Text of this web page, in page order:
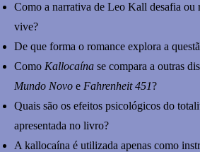
Como a narrativa de Leo Kall desafia ou
vive?
De que forma o romance explora a
Como Kallocaína se compara a outras
Mundo Novo e Fahrenheit 451?
Quais são os efeitos psicológicos do
apresentada no livro?
A kallocaína é utilizada apenas como